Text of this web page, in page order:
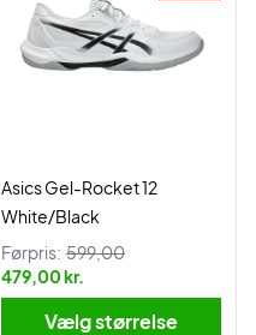
Asics Gel-Rocket 12
White/Black
Førpris: 599,00
479,00 kr.
Vælg størrelse